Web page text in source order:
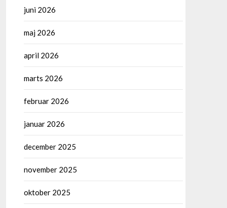
juni 2026
maj 2026
april 2026
marts 2026
februar 2026
januar 2026
december 2025
november 2025
oktober 2025